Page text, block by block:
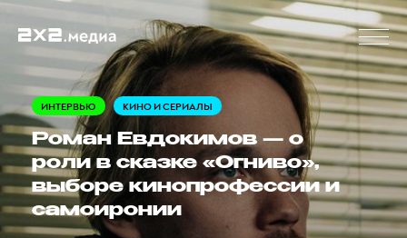
ИНТЕРВЬЮ КИНО И СЕРИАЛЫ
Роман Евдокимов — о
роли в сказке «Огниво»,
выборе кинопрофессии и
самоиронии